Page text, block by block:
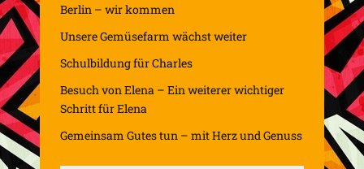
Berlin – wir kommen
Unsere Gemüsefarm wächst weiter
Schulbildung für Charles
Besuch von Elena – Ein weiterer wichtiger
Schritt für Elena
Gemeinsam Gutes tun – mit Herz und Genuss